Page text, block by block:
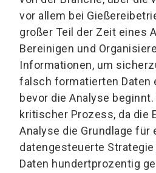
vor allem bei
großer Teil der Zeit eines
Bereinigen und
Informationen, um
falsch formatierten Daten
bevor die Analyse
kritischer Prozess, da die
Analyse die Grundlage für
datengesteuerte
Daten hundertprozentig